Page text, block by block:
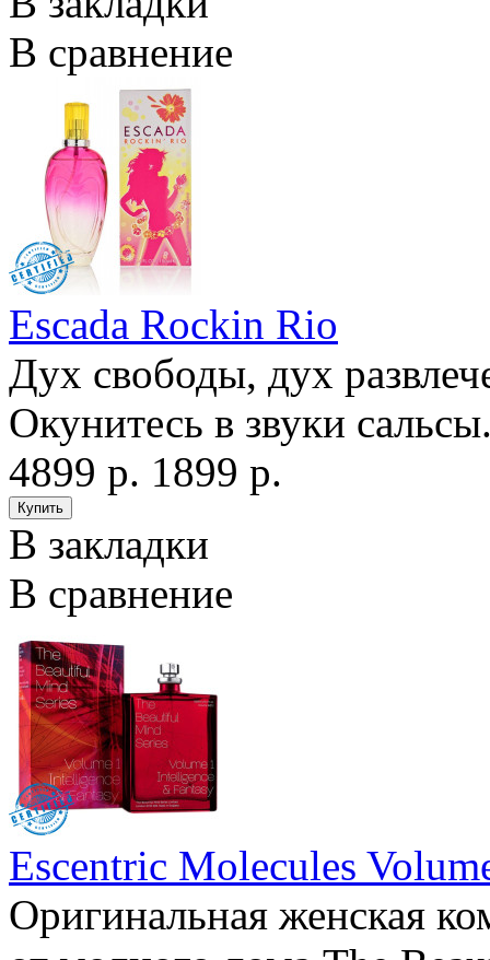
В сравнение
Escada Rockin Rio
Дух свободы, дух
Окунитесь в звуки
4899 р. 1899 р.
В закладки
В сравнение
Escentric Molecules
Оригинальная женская